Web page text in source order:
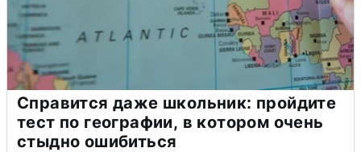
Справится даже школьник: пройдите
тест по географии, в котором очень
стыдно ошибиться